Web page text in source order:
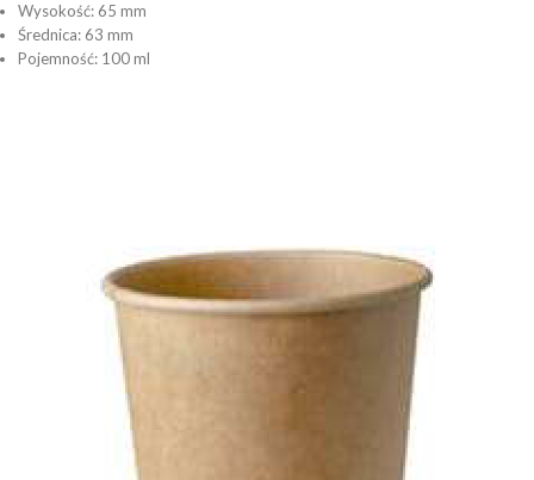
Wysokość: 65 mm
Średnica: 63 mm
Pojemność: 100 ml